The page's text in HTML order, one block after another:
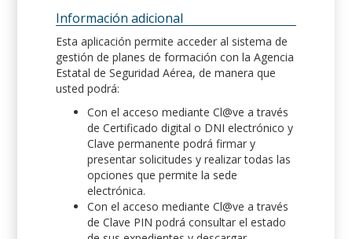
Información adicional
Esta aplicación permite acceder al sistema de
gestión de planes de formación con la Agencia
Estatal de Seguridad Aérea, de manera que
usted podrá:
Con el acceso mediante Cl@ve a través
de Certificado digital o DNI electrónico y
Clave permanente podrá firmar y
presentar solicitudes y realizar todas las
opciones que permite la sede
electrónica.
Con el acceso mediante Cl@ve a través
de Clave PIN podrá consultar el estado